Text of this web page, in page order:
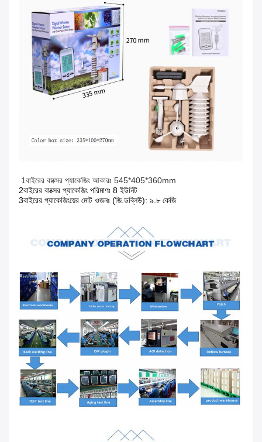
1বাইরের বাক্সের প্যাকেজিং আকারঃ 545*405*360mm
2বাইরের বাক্সের প্যাকেজিং পরিমাণঃ 8 ইউনিট
3বাইরের প্যাকেজিংয়ের মোট ওজনঃ (জি.ডব্লিউ): ৯.৮ কেজি